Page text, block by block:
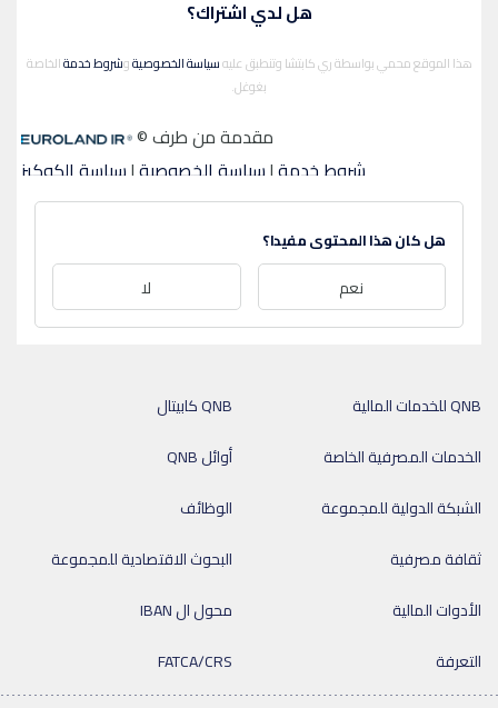
هل كان هذا المحتوى مفيدا؟
نعم لا
QNB كابيتال
QNB للخدمات المالية
أوائل QNB
الخدمات المصرفية الخاصة
الوظائف
الشبكة الدولية للمجموعة
البحوث الاقتصادية للمجموعة
ثقافة مصرفية
محول ال IBAN
الأدوات المالية
FATCA/CRS
التعرفة